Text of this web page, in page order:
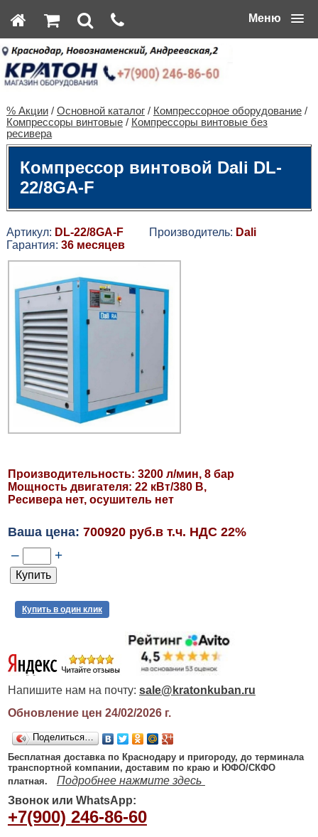
Меню
% Акции/ Основной каталог/ Компрессорное оборудование/
Компрессоры винтовые/ Компрессоры винтовые без
ресивера
Компрессор винтовой Dali DL-
22/8GA-F
Артикул: DL-22/8GA-FПроизводитель: Dali
Гарантия: 36 месяцев
Производительность: 3200 л/мин, 8 бар
Мощность двигателя: 22 кВт/380 В,
Ресивера нет, осушитель нет
Ваша цена: 700920 руб.в т.ч. НДС 22%
– +
Купить в один клик
Напишите нам на почту: sale@kratonkuban.ru
Обновление цен 24/02/2026г.
Поделиться…
Бесплатная доставка по Краснодару и пригороду, до терминала
транспортной компании, доставим по краю и ЮФО/СКФО
платная.
Подробнее нажмите здесь
Звонок или WhatsApp:
+7(900) 246-86-60